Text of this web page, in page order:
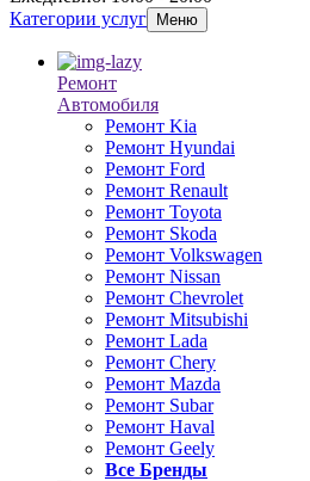
Категории услуг
Меню
Ремонт
Автомобиля
Ремонт Kia
Ремонт Hyundai
Ремонт Ford
Ремонт Renault
Ремонт Toyota
Ремонт Skoda
Ремонт Volkswagen
Ремонт Nissan
Ремонт Chevrolet
Ремонт Mitsubishi
Ремонт Lada
Ремонт Chery
Ремонт Mazda
Ремонт Subar
Ремонт Haval
Ремонт Geely
Все Бренды